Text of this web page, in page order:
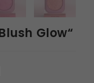
Glow“